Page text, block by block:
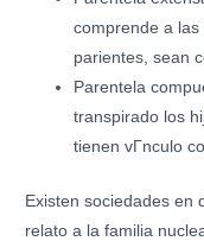
comprende a
parientes, sean
Parentela
transpirado los
tienen vГ­nculo
Existen sociedades en
relato a la familia